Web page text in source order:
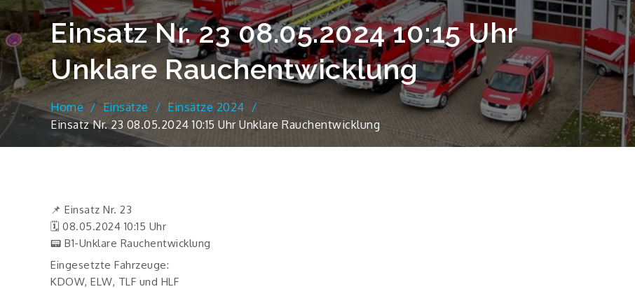
Einsatz Nr. 23 08.05.2024 10:15 Uhr
Unklare Rauchentwicklung
Home Einsätze
Einsätze 2024
Einsatz Nr. 23 08.05.2024 10:15 Uhr Unklare Rauchentwicklung
📌 Einsatz Nr. 23
🗓 08.05.2024 10:15 Uhr
📟 B1-Unklare Rauchentwicklung
Eingesetzte Fahrzeuge:
KDOW, ELW, TLF und HLF